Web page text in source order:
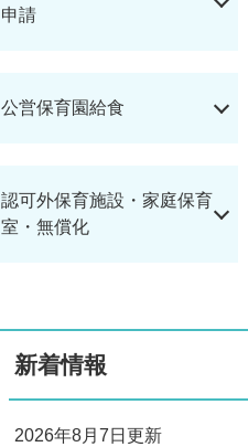
申請
公営保育園給食
認可外保育施設・家庭保育
室・無償化
新着情報
2026年8月7日更新